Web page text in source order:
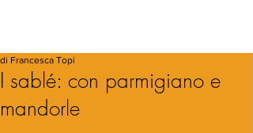
I sablé: con parmigiano e
mandorle
di Francesca Topi